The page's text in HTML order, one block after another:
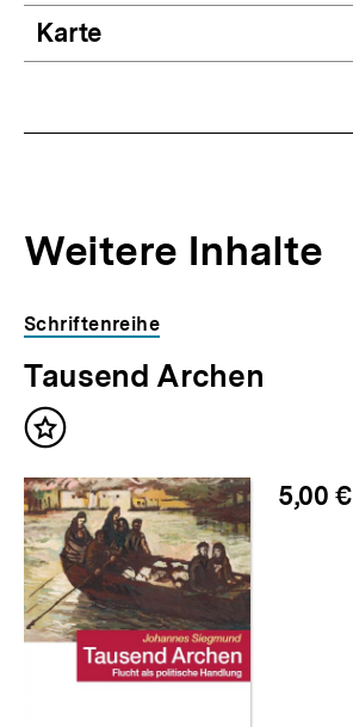
Karte
Weitere Inhalte
Inhaltskarousell
für
weitere
Inhalte
Inhaltskarussell
überspringen
Schriftenreihe
Tausend Archen
Inhalt
5,00 €